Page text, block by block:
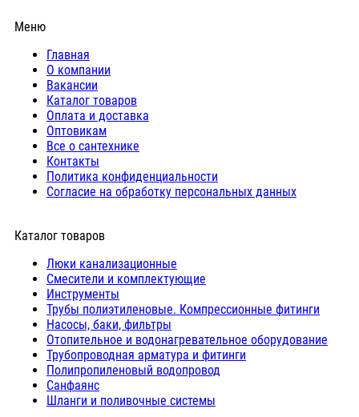
Меню
Главная
О компании
Вакансии
Каталог товаров
Оплата и доставка
Оптовикам
Все о сантехнике
Контакты
Политика конфиденциальности
Согласие на обработку персональных данных
Каталог товаров
Люки канализационные
Cмесители и комплектующие
Инструменты
Трубы полиэтиленовые. Компрессионные фитинги
Насосы, баки, фильтры
Отопительное и водонагревательное оборудование
Трубопроводная арматура и фитинги
Полипропиленовый водопровод
Санфаянс
Шланги и поливочные системы